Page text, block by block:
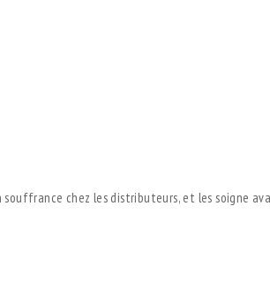
souffrance chez les distributeurs, et les soigne